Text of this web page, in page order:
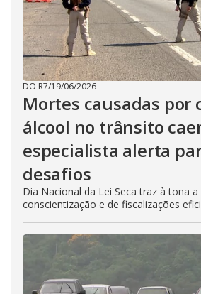
DO R7/19/06/2026
Mortes causadas por
álcool no trânsito
especialista alerta
desafios
Dia Nacional da Lei Seca traz à tona
conscientização e de fiscalizações